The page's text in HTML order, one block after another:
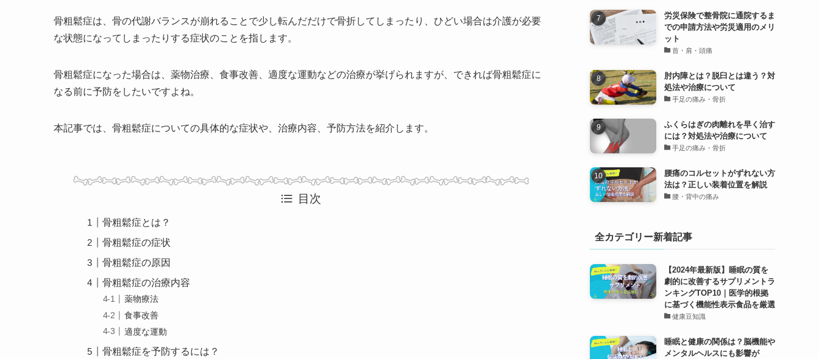
骨粗鬆症は、骨の代謝バランスが崩れることで少し転んだだけで骨折してしまったり、ひどい場合は介護が必要
な状態になってしまったりする症状のことを指します。
骨粗鬆症になった場合は、薬物治療、食事改善、適度な運動などの治療が挙げられますが、できれば骨粗鬆症に
なる前に予防をしたいですよね。
本記事では、骨粗鬆症についての具体的な症状や、治療内容、予防方法を紹介します。
目次
骨粗鬆症とは？
骨粗鬆症の症状
骨粗鬆症の原因
骨粗鬆症の治療内容
薬物療法
食事改善
適度な運動
骨粗鬆症を予防するには？
労災保険で整骨院に通院するま
での申請方法や労災適用のメリ
ット
首・肩・頭痛
肘内障とは？脱臼とは違う？対
処法や治療について
手足の痛み・骨折
ふくらはぎの肉離れを早く治す
には？対処法や治療について
手足の痛み・骨折
腰痛のコルセットがずれない方
法は？正しい装着位置を解説
腰・背中の痛み
全カテゴリー新着記事
【2024年最新版】睡眠の質を
劇的に改善するサプリメントラ
ンキングTOP10｜医学的根拠
に基づく機能性表示食品を厳選
健康豆知識
睡眠と健康の関係は？脳機能や
メンタルヘルスにも影響が